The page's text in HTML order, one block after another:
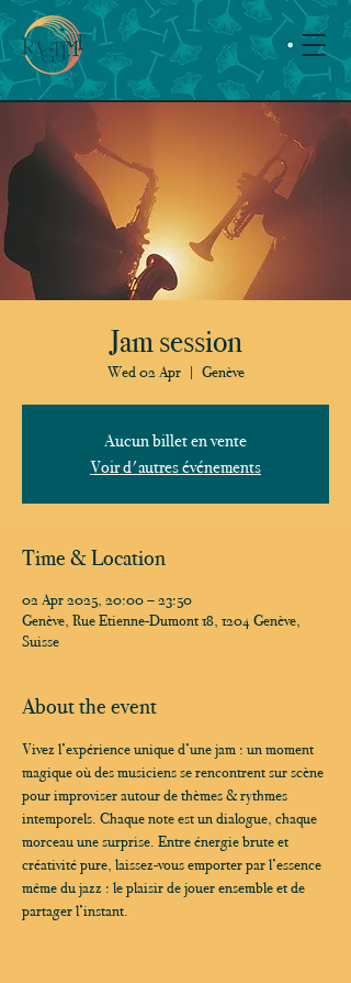
Jam session
Wed 02 Apr
  |
Genève
Aucun billet en vente
Voir d'autres événements
Time & Location
02 Apr 2025, 20:00 – 23:50
Genève, Rue Etienne-Dumont 18, 1204 Genève,
Suisse
About the event
Vivez l’expérience unique d’une jam : un moment
magique où des musiciens se rencontrent sur scène
pour improviser autour de thèmes & rythmes
intemporels. Chaque note est un dialogue, chaque
morceau une surprise. Entre énergie brute et
créativité pure, laissez-vous emporter par l’essence
même du jazz : le plaisir de jouer ensemble et de
partager l’instant.